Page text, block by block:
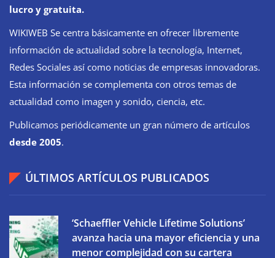
lucro y gratuita.
WIKIWEB Se centra básicamente en ofrecer libremente
información de actualidad sobre la tecnología, Internet,
Redes Sociales así como noticias de empresas innovadoras.
Esta información se complementa con otros temas de
actualidad como imagen y sonido, ciencia, etc.
Publicamos periódicamente un gran número de artículos
desde 2005.
ÚLTIMOS ARTÍCULOS PUBLICADOS
‘Schaeffler Vehicle Lifetime Solutions’
avanza hacia una mayor eficiencia y una
menor complejidad con su cartera